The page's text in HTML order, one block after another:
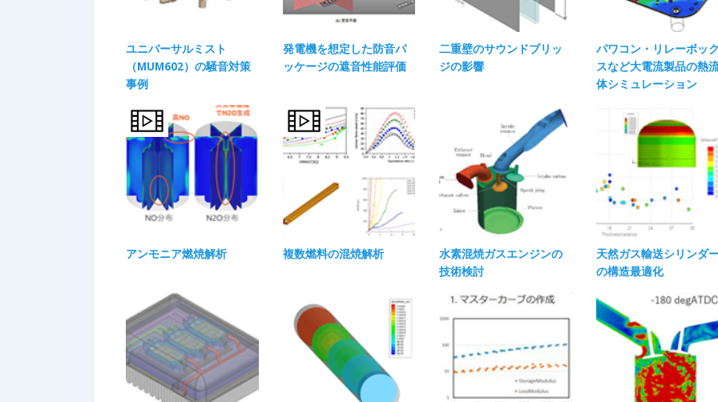
ユニバーサルミスト
（MUM602）の騒音対策
事例
発電機を想定した防音パ
ッケージの遮音性能評価
二重壁のサウンドブリッ
ジの影響
パワコン・リレーボッ
スなど大電流製品の熱
体シミュレーション
アンモニア燃焼解析 複数燃料の混焼解析
水素混焼ガスエンジンの
技術検討
天然ガス輸送シリンダ
の構造最適化